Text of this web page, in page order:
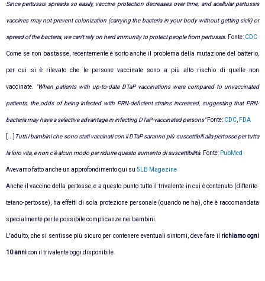
Since pertussis spreads so easily, vaccine protection decreases over time, and acellular pertussis
vaccines may not prevent colonization (carrying the bacteria in your body without getting sick) or
spread of the bacteria, we can't rely on herd immunity to protect people from pertussis. Fonte: CDC
Come se non bastasse, recentemente è sorto anche il problema della mutazione del batterio,
per cui si è rilevato che le persone vaccinate sono a più alto rischio di quelle non
vaccinate. "When patients with up-to-date DTaP vaccinations were compared to unvaccinated
patients, the odds of being infected with PRN-deficient strains increased, suggesting that PRN-
bacteria may have a selective advantage in infecting DTaP-vaccinated persons"Fonte: CDC, FDA
[...] Tutti i bambini che sono stati vaccinati con il DTaP saranno più suscettibili alla pertosse per tutta
la loro vita, e non c'è alcun modo per ridurre questo aumento di suscettibilità. Fonte: PubMed
Avevamo fatto anche un approfondimento qui su 5LB Magazine
Anche il vaccino della pertosse, e a questo punto tutto il trivalente in cui è contenuto (difterite-
tetano-pertosse), ha effetti di sola protezione personale (quando ne ha), che è raccomandata
specialmente per le possibile complicanze nei bambini.
L'adulto, che si sentisse più sicuro per contenere eventuali sintomi, deve fare il richiamo ogni
10 annicon il trivalente oggi disponibile.